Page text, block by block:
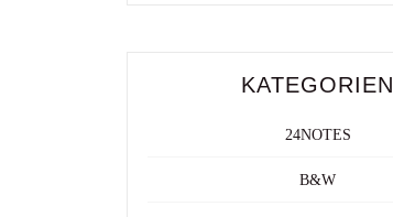
KATEGORIEN
24NOTES
B&W